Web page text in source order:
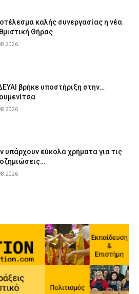
καλής συνεργασίας η νέα
Θήρας
βρήκε υποστήριξη στην…
υπάρχουν εύκολα χρήματα για τις